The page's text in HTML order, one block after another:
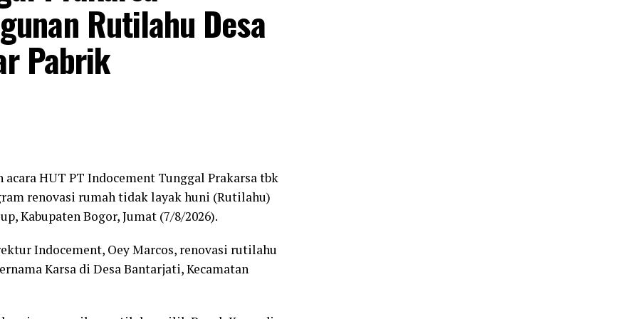
hadir karena sedang melaksanakan tugas
kepada seluruh insan pers yang hadir dalam
atas sinergi yang selama ini telah terjalin
sambutan.
Kapolres bahwa kepolisian dan media
dalam memberikan informasi serta
yang tidak dapat dipisahkan. Melalui
masyarakat akan memperoleh informasi
oleh berita bohong ( hoaxs) maupun
Kapolres.
telah terjalin selama ini dapat terus
dan seluruh media yang tergabung dalam
Rutilahu Desa
Pabrik
acara HUT PT Indocement Tunggal Prakarsa tbk
renovasi rumah tidak layak huni (Rutilahu)
Kabupaten Bogor, Jumat (7/8/2026).
Indocement, Oey Marcos, renovasi rutilahu
Karsa di Desa Bantarjati, Kecamatan